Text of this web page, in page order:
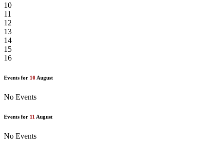
10
11
12
13
14
15
16
Events for 10 August
No Events
Events for 11 August
No Events